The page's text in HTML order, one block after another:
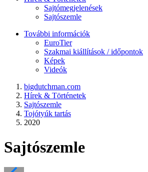
Sajtómegjelenések
Sajtószemle
További információk
EuroTier
Szakmai kiállítások / időpontok
Képek
Videók
bigdutchman.com
Hírek & Történetek
Sajtószemle
Tojótyúk tartás
2020
Sajtószemle